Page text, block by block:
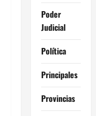
Poder
Judicial
Política
Principales
Provincias